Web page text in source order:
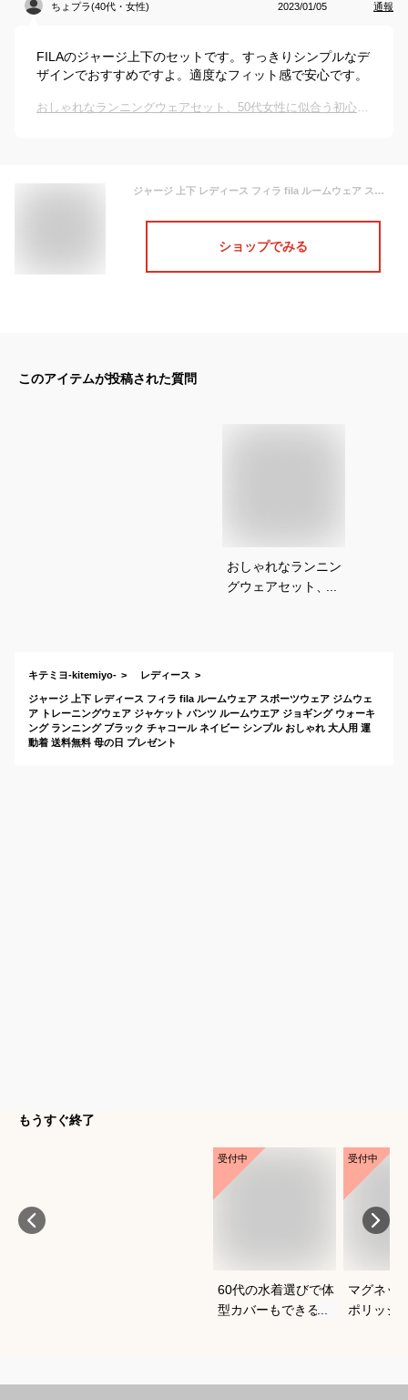
ちょプラ(40代・女性) 2023/01/05 通報
FILAのジャージ上下のセットです。すっきりシンプルなデ
ザインでおすすめですよ。適度なフィット感で安心です。
おしゃれなランニングウェアセット、50代女性に似合う初心者向けのおすすめは？
ジャージ 上下 レディース フィラ fila ルームウェア スポーツウェア ジムウェア トレーニングウェア ジャケット パンツ ルームウエア ジョギング ウォーキング ランニング ブラック チャコール ネイビー シンプル おしゃれ 大人用 運動着 送料無料 母の日 プレゼント
ショップでみる
このアイテムが投稿された質問
おしゃれなランニン
グウェアセット、50
キテミヨ-kitemiyo- レディース
ジャージ 上下 レディース フィラ fila ルームウェア スポーツウェア ジムウェ
ア トレーニングウェア ジャケット パンツ ルームウエア ジョギング ウォーキ
ング ランニング ブラック チャコール ネイビー シンプル おしゃれ 大人用 運
動着 送料無料 母の日 プレゼント
もうすぐ終了
受付中
60代の水着選びで体
型カバーもできるお
受付中
マグネッ
ポリッシ